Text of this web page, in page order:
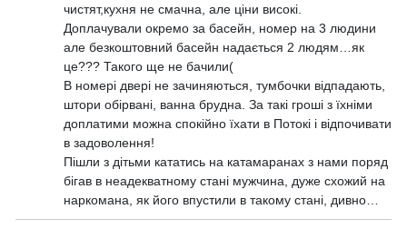
чистят,кухня не смачна, але ціни високі.
Доплачували окремо за басейн, номер на 3 людини
але безкоштовний басейн надається 2 людям…як
це??? Такого ще не бачили(
В номері двері не зачиняються, тумбочки відпадають,
штори обірвані, ванна брудна. За такі гроші з їхніми
доплатими можна спокійно їхати в Потокі і відпочивати
в задоволення!
Пішли з дітьми кататись на катамаранах з нами поряд
бігав в неадекватному стані мужчина, дуже схожий на
наркомана, як його впустили в такому стані, дивно…